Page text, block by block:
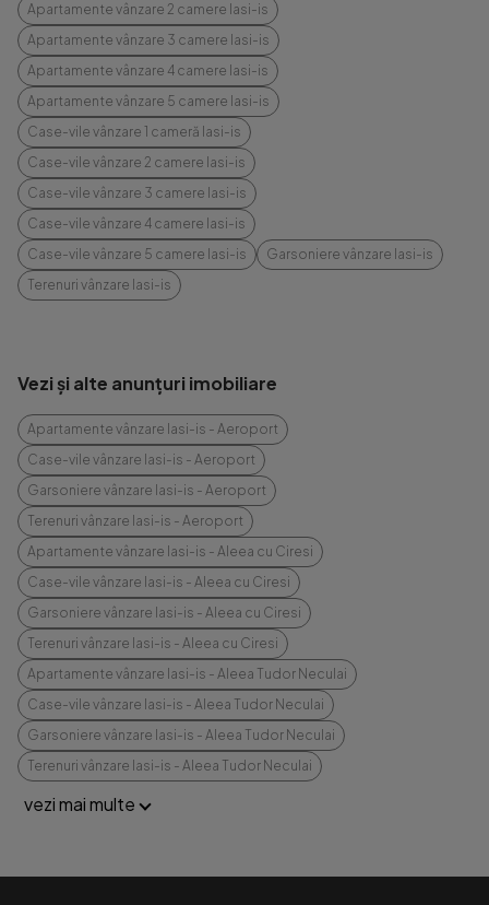
Apartamente vânzare 2 camere Iasi-is
Apartamente vânzare 3 camere Iasi-is
Apartamente vânzare 4 camere Iasi-is
Apartamente vânzare 5 camere Iasi-is
Case-vile vânzare 1 cameră Iasi-is
Case-vile vânzare 2 camere Iasi-is
Case-vile vânzare 3 camere Iasi-is
Case-vile vânzare 4 camere Iasi-is
Case-vile vânzare 5 camere Iasi-is
Garsoniere vânzare Iasi-is
Terenuri vânzare Iasi-is
Vezi și alte anunțuri imobiliare
Apartamente vânzare Iasi-is - Aeroport
Case-vile vânzare Iasi-is - Aeroport
Garsoniere vânzare Iasi-is - Aeroport
Terenuri vânzare Iasi-is - Aeroport
Apartamente vânzare Iasi-is - Aleea cu Ciresi
Case-vile vânzare Iasi-is - Aleea cu Ciresi
Garsoniere vânzare Iasi-is - Aleea cu Ciresi
Terenuri vânzare Iasi-is - Aleea cu Ciresi
Apartamente vânzare Iasi-is - Aleea Tudor Neculai
Case-vile vânzare Iasi-is - Aleea Tudor Neculai
Garsoniere vânzare Iasi-is - Aleea Tudor Neculai
Terenuri vânzare Iasi-is - Aleea Tudor Neculai
vezi mai multe